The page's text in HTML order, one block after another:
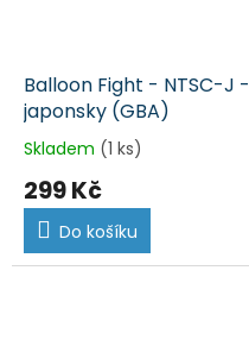
Balloon Fight - NTSC-J -
japonsky (GBA)
Skladem (1 ks)
299 Kč
Do košíku